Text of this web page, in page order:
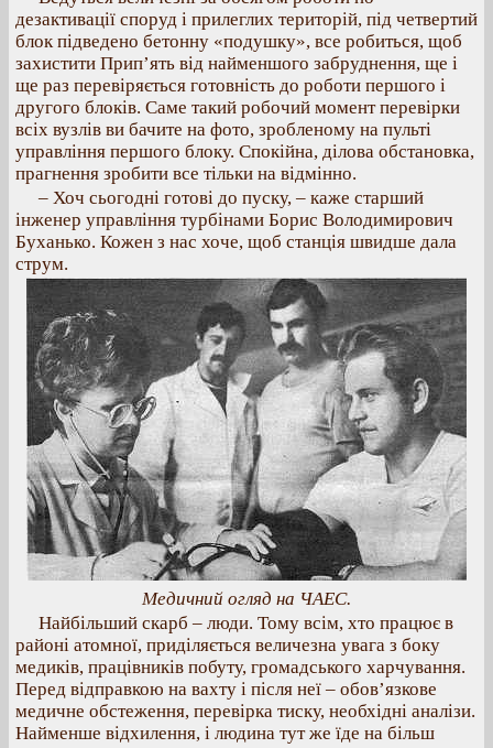
дезактивації споруд і прилеглих територій, під четвертий
блок підведено бетонну «подушку», все робиться, щоб
захистити Прип’ять від найменшого забруднення, ще і
ще раз перевіряється готовність до роботи першого і
другого блоків. Саме такий робочий момент перевірки
всіх вузлів ви бачите на фото, зробленому на пульті
управління першого блоку. Спокійна, ділова обстановка,
прагнення зробити все тільки на відмінно.
– Хоч сьогодні готові до пуску, – каже старший
інженер управління турбінами Борис Володимирович
Буханько. Кожен з нас хоче, щоб станція швидше дала
струм.
Медичний огляд на ЧАЕС.
Найбільший скарб – люди. Тому всім, хто працює в
районі атомної, приділяється величезна увага з боку
медиків, працівників побуту, громадського харчування.
Перед відправкою на вахту і після неї – обов’язкове
медичне обстеження, перевірка тиску, необхідні аналізи.
Найменше відхилення, і людина тут же їде на більш